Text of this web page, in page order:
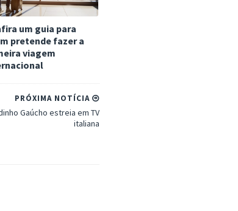
um guia para
pretende fazer a
viagem
PRÓXIMA NOTÍCIA
Gaúcho estreia em TV
italiana